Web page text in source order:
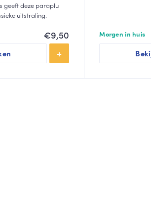
€9,50
geeft deze paraplu
uitstraling.
Morgen in huis